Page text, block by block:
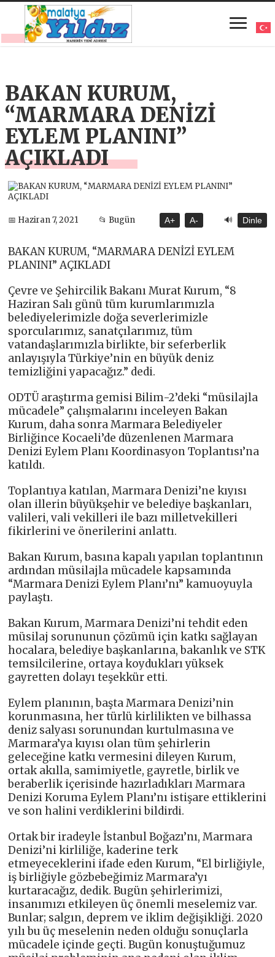
BAKAN KURUM,
“MARMARA DENİZİ
EYLEM PLANINI”
AÇIKLADI
📅 Haziran 7, 2021 📂 Bugün A+ A- 🔊 Dinle
BAKAN KURUM, “MARMARA DENİZİ EYLEM
PLANINI” AÇIKLADI
Çevre ve Şehircilik Bakanı Murat Kurum, “8
Haziran Salı günü tüm kurumlarımızla
belediyelerimizle doğa severlerimizle
sporcularımız, sanatçılarımız, tüm
vatandaşlarımızla birlikte, bir seferberlik
anlayışıyla Türkiye’nin en büyük deniz
temizliğini yapacağız.” dedi.
ODTÜ araştırma gemisi Bilim-2’deki “müsilajla
mücadele” çalışmalarını inceleyen Bakan
Kurum, daha sonra Marmara Belediyeler
Birliğince Kocaeli’de düzenlenen Marmara
Denizi Eylem Planı Koordinasyon Toplantısı’na
katıldı.
Toplantıya katılan, Marmara Denizi’ne kıyısı
olan illerin büyükşehir ve belediye başkanları,
valileri, vali vekilleri ile bazı milletvekilleri
fikirlerini ve önerilerini anlattı.
Bakan Kurum, basına kapalı yapılan toplantının
ardından müsilajla mücadele kapsamında
“Marmara Denizi Eylem Planı’nı” kamuoyuyla
paylaştı.
Bakan Kurum, Marmara Denizi’ni tehdit eden
müsilaj sorununun çözümü için katkı sağlayan
hocalara, belediye başkanlarına, bakanlık ve STK
temsilcilerine, ortaya koydukları yüksek
gayretten dolayı teşekkür etti.
Eylem planının, başta Marmara Denizi’nin
korunmasına, her türlü kirlilikten ve bilhassa
deniz salyası sorunundan kurtulmasına ve
Marmara’ya kıyısı olan tüm şehirlerin
geleceğine katkı vermesini dileyen Kurum,
ortak akılla, samimiyetle, gayretle, birlik ve
beraberlik içerisinde hazırladıkları Marmara
Denizi Koruma Eylem Planı’nı istişare ettiklerini
ve son halini verdiklerini bildirdi.
Ortak bir iradeyle İstanbul Boğazı’nı, Marmara
Denizi’ni kirliliğe, kaderine terk
etmeyeceklerini ifade eden Kurum, “El birliğiyle,
iş birliğiyle gözbebeğimiz Marmara’yı
kurtaracağız, dedik. Bugün şehirlerimizi,
insanımızı etkileyen üç önemli meselemiz var.
Bunlar; salgın, deprem ve iklim değişikliği. 2020
yılı bu üç meselenin neden olduğu sonuçlarla
mücadele içinde geçti. Bugün konuştuğumuz